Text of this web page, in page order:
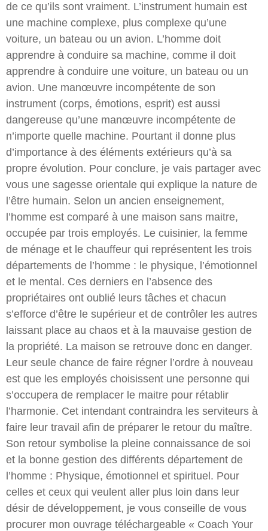
de ce qu’ils sont vraiment. L’instrument humain est
une machine complexe, plus complexe qu’une
voiture, un bateau ou un avion. L’homme doit
apprendre à conduire sa machine, comme il doit
apprendre à conduire une voiture, un bateau ou un
avion. Une manœuvre incompétente de son
instrument (corps, émotions, esprit) est aussi
dangereuse qu’une manœuvre incompétente de
n’importe quelle machine. Pourtant il donne plus
d’importance à des éléments extérieurs qu’à sa
propre évolution. Pour conclure, je vais partager avec
vous une sagesse orientale qui explique la nature de
l’être humain. Selon un ancien enseignement,
l’homme est comparé à une maison sans maitre,
occupée par trois employés. Le cuisinier, la femme
de ménage et le chauffeur qui représentent les trois
départements de l’homme : le physique, l’émotionnel
et le mental. Ces derniers en l’absence des
propriétaires ont oublié leurs tâches et chacun
s’efforce d’être le supérieur et de contrôler les autres
laissant place au chaos et à la mauvaise gestion de
la propriété. La maison se retrouve donc en danger.
Leur seule chance de faire régner l’ordre à nouveau
est que les employés choisissent une personne qui
s’occupera de remplacer le maitre pour rétablir
l’harmonie. Cet intendant contraindra les serviteurs à
faire leur travail afin de préparer le retour du maître.
Son retour symbolise la pleine connaissance de soi
et la bonne gestion des différents département de
l’homme : Physique, émotionnel et spirituel. Pour
celles et ceux qui veulent aller plus loin dans leur
désir de développement, je vous conseille de vous
procurer mon ouvrage téléchargeable « Coach Your